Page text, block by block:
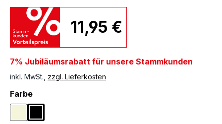
11,95 €
7% Jubiläumsrabatt für unsere Stammkunden
inkl. MwSt., zzgl. Lieferkosten
Farbeauswählen
Naturfarben
Schwarz